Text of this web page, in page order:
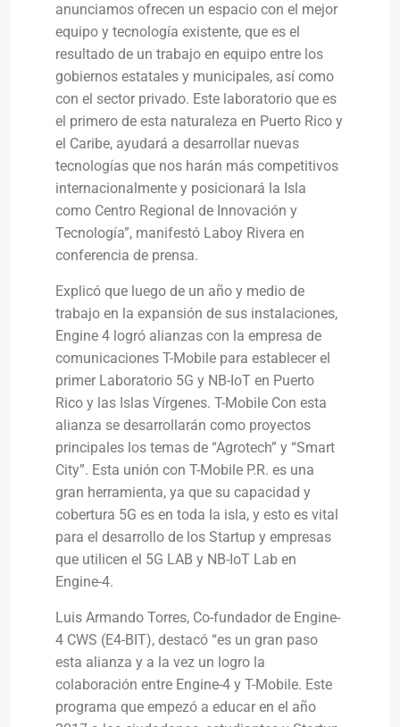
anunciamos ofrecen un espacio con el mejor
equipo y tecnología existente, que es el
resultado de un trabajo en equipo entre los
gobiernos estatales y municipales, así como
con el sector privado. Este laboratorio que es
el primero de esta naturaleza en Puerto Rico y
el Caribe, ayudará a desarrollar nuevas
tecnologías que nos harán más competitivos
internacionalmente y posicionará la Isla
como Centro Regional de Innovación y
Tecnología”, manifestó Laboy Rivera en
conferencia de prensa.
Explicó que luego de un año y medio de
trabajo en la expansión de sus instalaciones,
Engine 4 logró alianzas con la empresa de
comunicaciones T-Mobile para establecer el
primer Laboratorio 5G y NB-IoT en Puerto
Rico y las Islas Vírgenes. T-Mobile Con esta
alianza se desarrollarán como proyectos
principales los temas de “Agrotech” y “Smart
City”. Esta unión con T-Mobile P.R. es una
gran herramienta, ya que su capacidad y
cobertura 5G es en toda la isla, y esto es vital
para el desarrollo de los Startup y empresas
que utilicen el 5G LAB y NB-IoT Lab en
Engine-4.
Luis Armando Torres, Co-fundador de Engine-
4 CWS (E4-BIT), destacó “es un gran paso
esta alianza y a la vez un logro la
colaboración entre Engine-4 y T-Mobile. Este
programa que empezó a educar en el año